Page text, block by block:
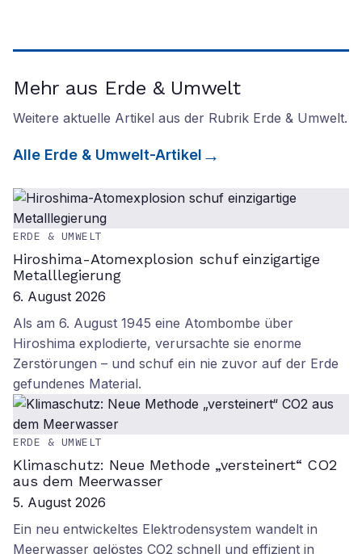
Mehr aus Erde & Umwelt
Weitere aktuelle Artikel aus der Rubrik Erde & Umwelt.
Alle Erde & Umwelt-Artikel
ERDE & UMWELT
Hiroshima-Atomexplosion schuf einzigartige
Metalllegierung
6. August 2026
Als am 6. August 1945 eine Atombombe über
Hiroshima explodierte, verursachte sie enorme
Zerstörungen – und schuf ein nie zuvor auf der Erde
gefundenes Material.
ERDE & UMWELT
Klimaschutz: Neue Methode „versteinert“ CO2
aus dem Meerwasser
5. August 2026
Ein neu entwickeltes Elektrodensystem wandelt in
Meerwasser gelöstes CO2 schnell und effizient in